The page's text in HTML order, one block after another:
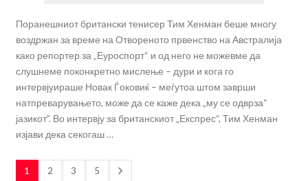
Поранешниот британски тенисер Тим Хенман беше многу
воздржан за време на Отвореното првенство на Австралија
како репортер за „Еуроспорт“ и од него не можевме да
слушнеме поконкретно мислење – дури и кога го
интервјуираше Новак Ѓоковиќ – меѓутоа штом заврши
натпреварувањето, може да се каже дека „му се одврза“
јазикот”. Во интервју за британскиот „Експрес“, Тим Хенман
изјави дека секогаш …
1 2 3 5